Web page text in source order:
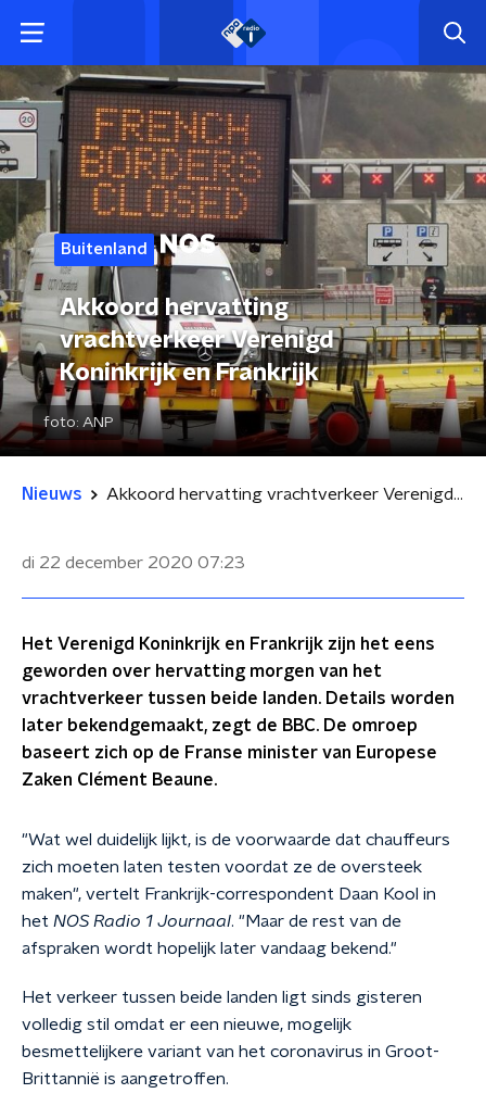
Buitenland
Akkoord hervatting
vrachtverkeer Verenigd
Koninkrijk en Frankrijk
foto: ANP
Nieuws Akkoord hervatting vrachtverkeer Verenigd Koninkrijk en Frankrijk
di 22 december 2020 07:23
Het Verenigd Koninkrijk en Frankrijk zijn het eens
geworden over hervatting morgen van het
vrachtverkeer tussen beide landen. Details worden
later bekendgemaakt, zegt de BBC. De omroep
baseert zich op de Franse minister van Europese
Zaken Clément Beaune.
"Wat wel duidelijk lijkt, is de voorwaarde dat chauffeurs
zich moeten laten testen voordat ze de oversteek
maken", vertelt Frankrijk-correspondent Daan Kool in
het NOS Radio 1 Journaal. "Maar de rest van de
afspraken wordt hopelijk later vandaag bekend."
Het verkeer tussen beide landen ligt sinds gisteren
volledig stil omdat er een nieuwe, mogelijk
besmettelijkere variant van het coronavirus in Groot-
Brittannië is aangetroffen.